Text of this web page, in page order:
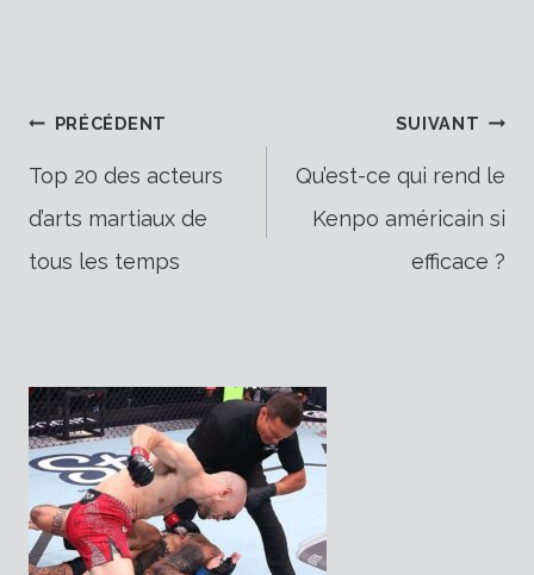
Navigation
de
l’article
PRÉCÉDENT
Top 20 des acteurs
d’arts martiaux de
tous les temps
SUIVANT
Qu’est-ce qui rend le
Kenpo américain si
efficace ?